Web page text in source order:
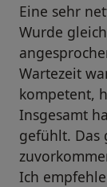
Eine sehr
Wurde
Wartezeit
kompetent,
Insgesamt
gefühlt. Das
Ich